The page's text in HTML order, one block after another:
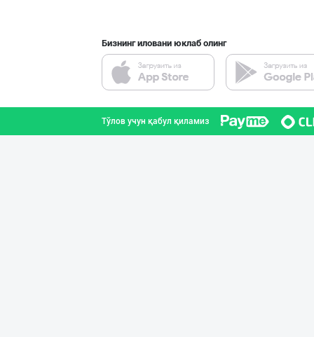
Бизнинг иловани юклаб олинг
Тўлов учун қабул қиламиз